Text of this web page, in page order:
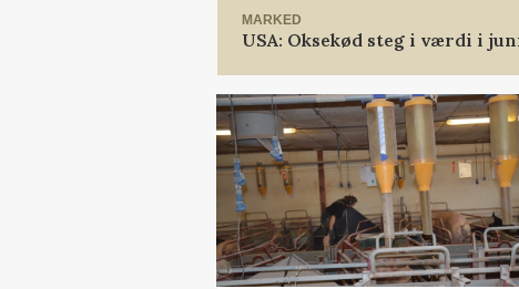
MARKED
USA: Oksekød steg i værdi i